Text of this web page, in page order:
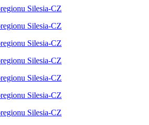
Silesia-CZ
Silesia-CZ
Silesia-CZ
Silesia-CZ
Silesia-CZ
Silesia-CZ
Silesia-CZ